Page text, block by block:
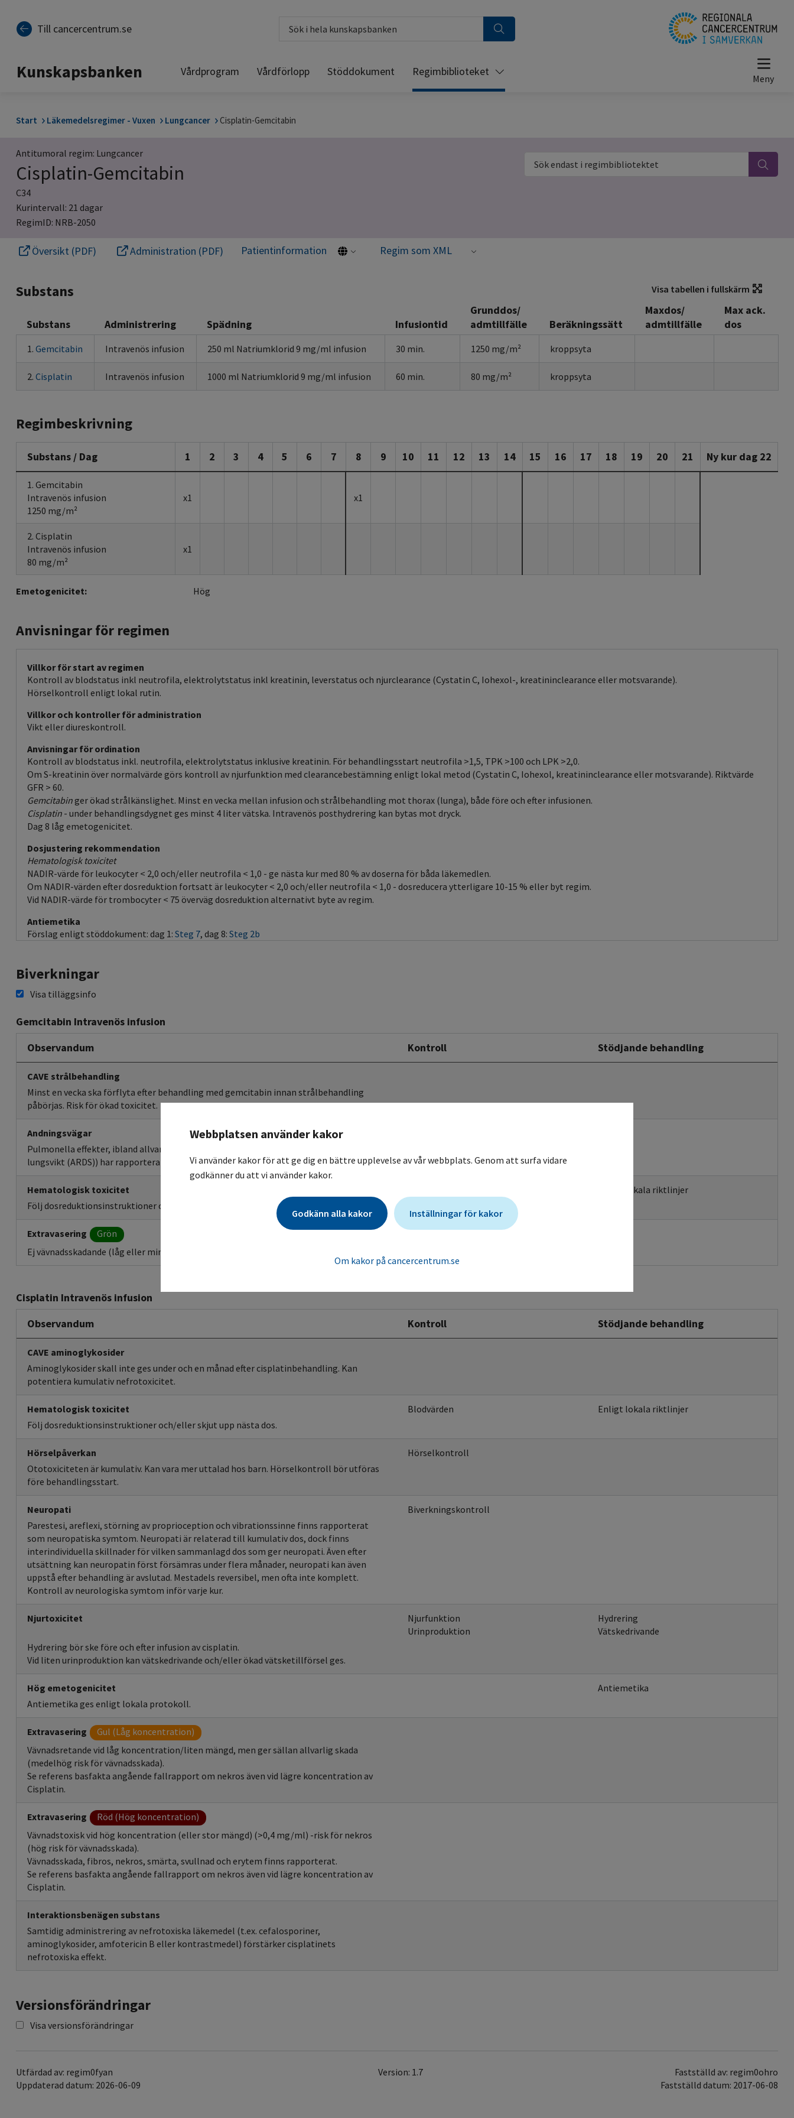
Till cancercentrum.se
Kunskapsbanken Vårdprogram Vårdförlopp Stöddokument Regimbiblioteket
Start Läkemedelsregimer - Vuxen Lungcancer Cisplatin-Gemcitabin
Antitumoral regim: Lungcancer
Cisplatin-Gemcitabin
C34
Kurintervall: 21 dagar
RegimID: NRB-2050
Sök endast i regimbibliotektet
Översikt (PDF) Administration (PDF) Patientinformation Regim som XML
Substans Visa tabellen i fullskärm
Substans Administrering Spädning Infusiontid
Grunddos/
admtillfälle
Beräkningssätt
Maxdos/
admtillfälle
Max ack.
dos
1. Gemcitabin Intravenös infusion 250 ml Natriumklorid 9 mg/ml infusion 30 min. 1250 mg/m² kroppsyta
2. Cisplatin Intravenös infusion 1000 ml Natriumklorid 9 mg/ml infusion 60 min. 80 mg/m² kroppsyta
Regimbeskrivning
Substans / Dag 1 2 3 4 5 6 7 8 9 10 11 12 13 14 15 16 17 18 19 20 21 Ny kur dag 22
1. Gemcitabin
Intravenös infusion
1250 mg/m²
x1 x1
2. Cisplatin
Intravenös infusion
80 mg/m²
x1
Emetogenicitet: Hög
Anvisningar för regimen
Villkor för start av regimen
Kontroll av blodstatus inkl neutrofila, elektrolytstatus inkl kreatinin, leverstatus och njurclearance (Cystatin C, Iohexol-, kreatininclearance eller motsvarande).
Hörselkontroll enligt lokal rutin.
Villkor och kontroller för administration
Vikt eller diureskontroll.
Anvisningar för ordination
Kontroll av blodstatus inkl. neutrofila, elektrolytstatus inklusive kreatinin. För behandlingsstart neutrofila >1,5, TPK >100 och LPK >2,0.
Om S-kreatinin över normalvärde görs kontroll av njurfunktion med clearancebestämning enligt lokal metod (Cystatin C, Iohexol, kreatininclearance eller motsvarande). Riktvärde
GFR > 60.
Gemcitabinger ökad strålkänslighet. Minst en vecka mellan infusion och strålbehandling mot thorax (lunga), både före och efter infusionen.
Cisplatin - under behandlingsdygnet ges minst 4 liter vätska. Intravenös posthydrering kan bytas mot dryck.
Dag 8 låg emetogenicitet.
Dosjustering rekommendation
Hematologisk toxicitet
NADIR-värde för leukocyter < 2,0 och/eller neutrofila < 1,0 - ge nästa kur med 80 % av doserna för båda läkemedlen.
Om NADIR-värden efter dosreduktion fortsatt är leukocyter < 2,0 och/eller neutrofila < 1,0 - dosreducera ytterligare 10-15 % eller byt regim.
Vid NADIR-värde för trombocyter < 75 överväg dosreduktion alternativt byte av regim.
Antiemetika
Förslag enligt stöddokument: dag 1: Steg 7, dag 8: Steg 2b
Biverkningar
Visa tilläggsinfo
Gemcitabin Intravenös infusion
Observandum
Kontroll Stödjande behandling
CAVE strålbehandling
Minst en vecka ska förflyta efter behandling med gemcitabin innan strålbehandling
påbörjas. Risk för ökad toxicitet.
Andningsvägar
Pulmonella effekter, ibland allvarliga (lungödem, interstitiell pneumonit och akut
lungsvikt (ARDS)) har rapporterats.
Hematologisk toxicitet
Enligt lokala riktlinjer
Följ dosreduktionsinstruktioner och/eller skjut upp nästa dos.
Extravasering
Grön
Ej vävnadsskadande (låg eller minimal risk för vävnadsskada vid extravasering).
Cisplatin Intravenös infusion
Observandum
Kontroll Stödjande behandling
CAVE aminoglykosider
Aminoglykosider skall inte ges under och en månad efter cisplatinbehandling. Kan
potentiera kumulativ nefrotoxicitet.
Hematologisk toxicitet Blodvärden
Enligt lokala riktlinjer
Följ dosreduktionsinstruktioner och/eller skjut upp nästa dos.
Hörselpåverkan
Hörselkontroll
Ototoxiciteten är kumulativ. Kan vara mer uttalad hos barn. Hörselkontroll bör utföras
före behandlingsstart.
Neuropati
Biverkningskontroll
Parestesi, areflexi, störning av proprioception och vibrationssinne finns rapporterat
som neuropatiska symtom. Neuropati är relaterad till kumulativ dos, dock finns
interindividuella skillnader för vilken sammanlagd dos som ger neuropati. Även efter
utsättning kan neuropatin först försämras under flera månader, neuropati kan även
uppstå efter behandling är avslutad. Mestadels reversibel, men ofta inte komplett.
Kontroll av neurologiska symtom inför varje kur.
Njurtoxicitet Njurfunktion
Hydrering
Urinproduktion
Vätskedrivande
Hydrering bör ske före och efter infusion av cisplatin.
Vid liten urinproduktion kan vätskedrivande och/eller ökad vätsketillförsel ges.
Hög emetogenicitet
Antiemetika
Antiemetika ges enligt lokala protokoll.
Extravasering
Gul (Låg koncentration)
Vävnadsretande vid låg koncentration/liten mängd, men ger sällan allvarlig skada
(medelhög risk för vävnadsskada).
Se referens basfakta angående fallrapport om nekros även vid lägre koncentration av
Cisplatin.
Extravasering
Röd (Hög koncentration)
Vävnadstoxisk vid hög koncentration (eller stor mängd) (>0,4 mg/ml) -risk för nekros
(hög risk för vävnadsskada).
Vävnadsskada, fibros, nekros, smärta, svullnad och erytem finns rapporterat.
Se referens basfakta angående fallrapport om nekros även vid lägre koncentration av
Cisplatin.
Interaktionsbenägen substans
Samtidig administrering av nefrotoxiska läkemedel (t.ex. cefalosporiner,
aminoglykosider, amfotericin B eller kontrastmedel) förstärker cisplatinets
nefrotoxiska effekt.
Versionsförändringar
Visa versionsförändringar
Utfärdad av: regim0fyan
Uppdaterad datum: 2026-06-09
Version: 1.7
Fastställd av: regim0ohro
Fastställd datum: 2017-06-08
Webbplatsen använder kakor
Vi använder kakor för att ge dig en bättre upplevelse av vår webbplats. Genom att surfa vidare
godkänner du att vi använder kakor.
Godkänn alla kakor Inställningar för kakor
Om kakor på cancercentrum.se